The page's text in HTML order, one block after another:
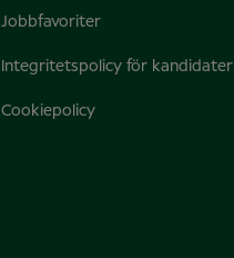
Jobbfavoriter
Integritetspolicy för kandidater
Cookiepolicy